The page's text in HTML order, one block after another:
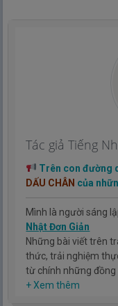
Tác giả Tiếng
Trên con đường
DẤU CHÂN của
Mình là người sáng
Nhật Đơn Giản
Những bài viết trên
thức, trải nghiệm
từ chính những đồng
Hy vọng rằng kinh
+ Xem thêm